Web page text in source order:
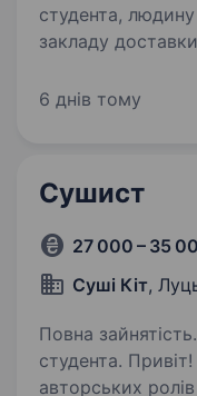
студента, людину з
закладу
відповідальних
6 днів тому
Сушист
27 000 – 35
Суші Кіт,
Повна
студента. Привіт! Ми — «Суші Кіт», доставка
авторських